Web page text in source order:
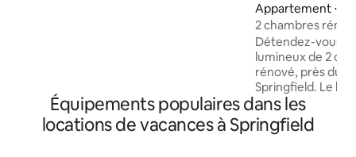
que des entrées sans marches. Cliquez
sur « Afficher plus » pour découvrir
comment votre séjour soutient l'emploi
Appartement ⋅
2 chambres
compagnie,
Détendez-vous
lumineux de 2
rénové, près du
Springfield. Le
jusqu'à 5
size et un
familles, les
Équipements populaires dans les
locations de vacances à Springfield